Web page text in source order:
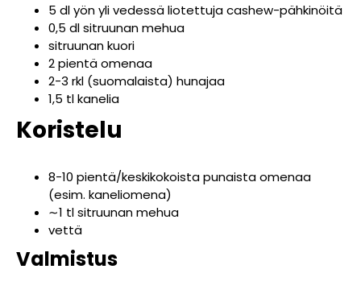
5 dl yön yli vedessä liotettuja cashew-pähkinöitä
0,5 dl sitruunan mehua
sitruunan kuori
2 pientä omenaa
2-3 rkl (suomalaista) hunajaa
1,5 tl kanelia
Koristelu
8-10 pientä/keskikokoista punaista omenaa
(esim. kaneliomena)
∼1 tl sitruunan mehua
vettä
Valmistus